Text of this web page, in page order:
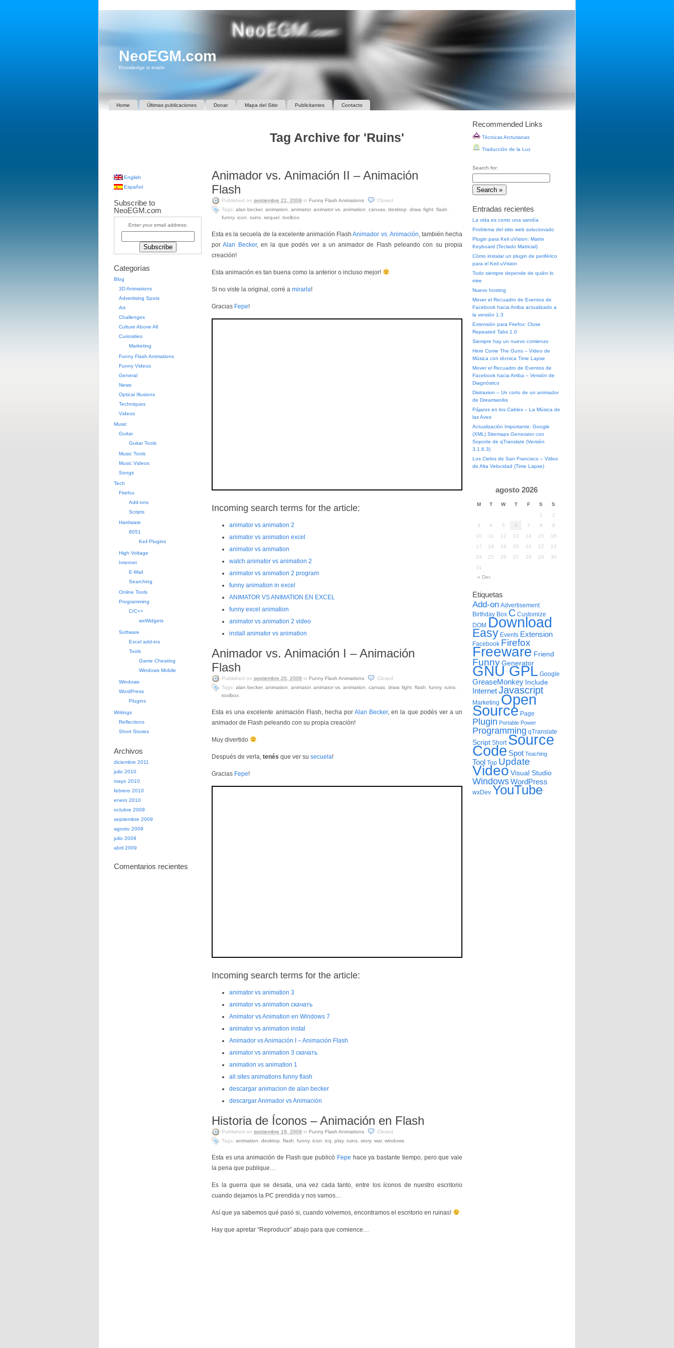
NeoEGM.com
Knowledge is inside
Home Últimas publicaciones Donar Mapa del Sitio Publicitantes Contacto
Tag Archive for 'Ruins'
Animador vs. Animación II – Animación
Flash
Published on septiembre 21, 2009 in Funny Flash Animations
Closed
Tags: alan becker, animation animator, animator vs. animation canvas desktop draw, fight flash
funny, icon ruins sequel toolbox
Esta es la secuela de la excelente animación FlashAnimador vs. Animación, también hecha
porAlan Becker, en la que podés ver a un animador de Flash peleando con su propia
creación!
Esta animación es tan buena como la anterior o incluso mejor!
Si no viste la original, corré a mirarla!
Gracias Fepe!
Incoming search terms for the article:
animator vs animation 2
animator vs animation excel
animator vs animation
watch animator vs animation 2
animator vs animation 2 program
funny animation in excel
ANIMATOR VS ANIMATION EN EXCEL
funny excel animation
animator vs animation 2 video
install animator vs animation
Animador vs. Animación I – Animación
Flash
Published on septiembre 20, 2009 in Funny Flash Animations
Closed
Tags: alan becker, animation animator, animator vs. animation canvas draw, fight flash funny, ruins
toolbox
Esta es una excelente animación Flash, hecha por Alan Becker, en la que podés ver a un
animador de Flash peleando con su propia creación!
Muy divertido
Después de verla, tenés que ver su secuela!
Gracias Fepe!
Incoming search terms for the article:
animator vs animation 3
animator vs animation скачать
Animator vs Animation en Windows 7
animator vs animation instal
Animador vs Animación I – Animación Flash
animator vs animation 3 скачать
animation vs animation 1
all sites animations funny flash
descargar animacion de alan becker
descargar Animador vs Animación
Historia de Íconos – Animación en Flash
Published on septiembre 19, 2009 in Funny Flash Animations
Closed
Tags: animation desktop flash funny, icon icq play, ruins story, war, windows
Esta es una animación de Flash que publicó Fepe hace ya bastante tiempo, pero que vale
la pena que publique…
Es la guerra que se desata, una vez cada tanto, entre los íconos de nuestro escritorio
cuando dejamos la PC prendida y nos vamos…
Así que ya sabemos qué pasó si, cuando volvemos, encontramos el escritorio en ruinas!
Hay que apretar “Reproducir” abajo para que comience…
English
Español
Subscribe to
NeoEGM.com
Enter your email address:
Categorías
Blog
3D Animations
Advertising Spots
Art
Challenges
Culture Above All
Curiosities
Marketing
Funny Flash Animations
Funny Videos
General
News
Optical Illusions
Techniques
Videos
Music
Guitar
Guitar Tools
Music Tools
Music Videos
Songs
Tech
Firefox
Add-ons
Scripts
Hardware
8051
Keil Plugins
High Voltage
Internet
E-Mail
Searching
Online Tools
Programming
C/C++
wxWidgets
Software
Excel add-ins
Tools
Game Cheating
Windows Mobile
Windows
WordPress
Plugins
Writings
Reflections
Short Stories
Archivos
diciembre 2011
julio 2010
mayo 2010
febrero 2010
enero 2010
octubre 2009
septiembre 2009
agosto 2009
julio 2009
abril 2009
Comentarios recientes
Recommended Links
Técnicas Arcturianas
Traducción de la Luz
Search for:
Entradas recientes
La vida es como una sandía
Problema del sitio web solucionado
Plugin para Keil uVision: Matrix
Keyboard (Teclado Matricial)
Cómo instalar un plugin de periférico
para el Keil uVision
Todo siempre depende de quién lo
mire
Nuevo hosting
Mover el Recuadro de Eventos de
Facebook hacia Arriba actualizado a
la versión 1.3
Extensión para Firefox: Close
Repeated Tabs 1.0
Siempre hay un nuevo comienzo
Here Come The Guns – Video de
Música con técnica Time Lapse
Mover el Recuadro de Eventos de
Facebook hacia Arriba – Versión de
Diagnóstico
Distraxion – Un corto de un animador
de Dreamworks
Pájaros en los Cables – La Música de
las Aves
Actualización Importante: Google
(XML) Sitemaps Generator con
Soporte de qTranslate (Versión
3.1.6.3)
Los Cielos de San Francisco – Video
de Alta Velocidad (Time Lapse)
agosto 2026
M T W T F S
S
1
2
3
4 5 6 7 8
9
10
11 12 13 14 15
16
17
18 19 20 21 22
23
24
25 26 27 28 29
30
31
« Dec
Etiquetas
Add-on Advertisement
Birthday Box C Customize
DOM Download
Easy Events Extension
Facebook Firefox
Freeware Friend
Funny Generator
GNU GPL Google
GreaseMonkey Include
InternetJavascript
Marketing Open
Source Page
Plugin Portable Power
Programming qTranslate
Script Short Source
Code Spot Teaching
Tool Top Update
Video Visual Studio
WindowsWordPress
wxDev YouTube